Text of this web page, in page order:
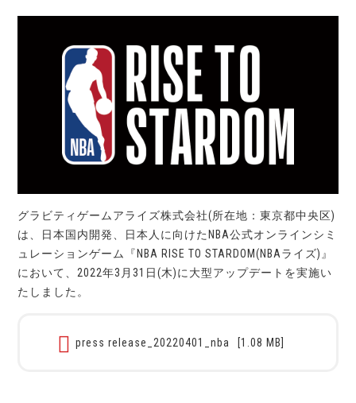
グラビティゲームアライズ株式会社(所在地：東京都中央区)
は、日本国内開発、日本人に向けたNBA公式オンラインシミ
ュレーションゲーム『NBA RISE TO STARDOM(NBAライズ)』
において、2022年3月31日(木)に大型アップデートを実施い
たしました。
press release_20220401_nba [1.08 MB]